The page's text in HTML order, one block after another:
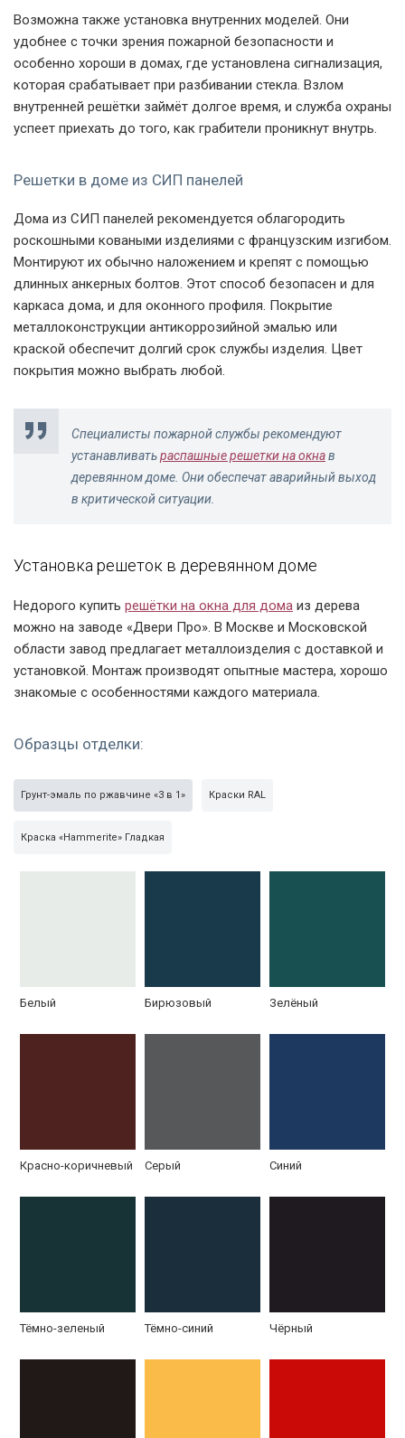
Возможна также установка внутренних моделей. Они
удобнее с точки зрения пожарной безопасности и
особенно хороши в домах, где установлена сигнализация,
которая срабатывает при разбивании стекла. Взлом
внутренней решётки займёт долгое время, и служба охраны
успеет приехать до того, как грабители проникнут внутрь.
Решетки в доме из СИП панелей
Дома из СИП панелей рекомендуется облагородить
роскошными коваными изделиями с французским изгибом.
Монтируют их обычно наложением и крепят с помощью
длинных анкерных болтов. Этот способ безопасен и для
каркаса дома, и для оконного профиля. Покрытие
металлоконструкции антикоррозийной эмалью или
краской обеспечит долгий срок службы изделия. Цвет
покрытия можно выбрать любой.
Специалисты пожарной службы рекомендуют
устанавливатьраспашные решетки на окнав
деревянном доме. Они обеспечат аварийный выход
в критической ситуации.
Установка решеток в деревянном доме
Недорого купить решётки на окна для дома из дерева
можно на заводе «Двери Про». В Москве и Московской
области завод предлагает металлоизделия с доставкой и
установкой. Монтаж производят опытные мастера, хорошо
знакомые с особенностями каждого материала.
Образцы отделки:
Грунт-эмаль по ржавчине «3 в 1» Краски RAL
Краска «Hammerite» Гладкая
Белый Бирюзовый Зелёный
Красно-коричневый Серый Синий
Тёмно-зеленый Тёмно-синий Чёрный